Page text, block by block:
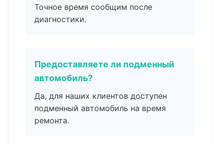
Точное время сообщим после
диагностики.
Предоставляете ли подменный
автомобиль?
Да, для наших клиентов доступен
подменный автомобиль на время
ремонта.